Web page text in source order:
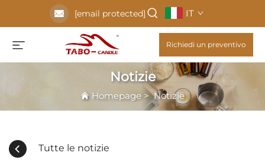
[email protected] IT
Richiedi un preventivo
Notizie
Homepage >Notizie
Tutte le notizie